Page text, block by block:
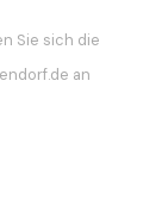
Sie sich die
an